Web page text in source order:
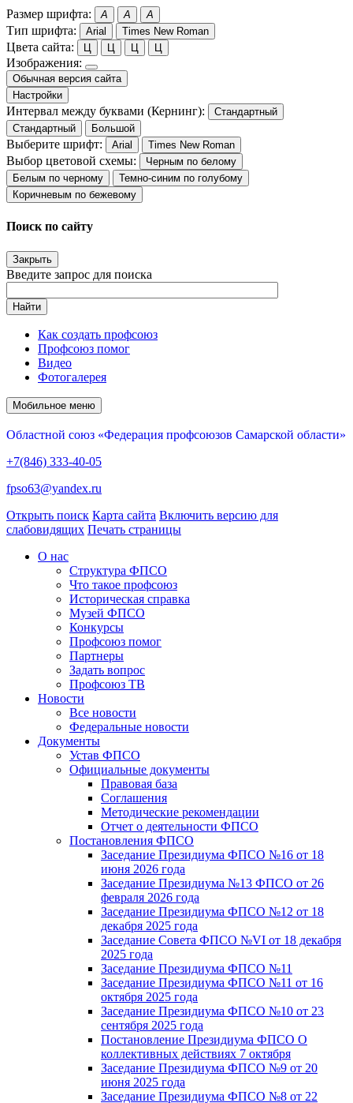
Размер шрифта: A A A
Тип шрифта: Arial Times New Roman
Цвета сайта: Ц Ц Ц Ц
Изображения:
Обычная версия сайта
Настройки
Интервал между буквами (Кернинг):
Стандартный
Стандартный
Большой
Выберите шрифт: Arial Times New Roman
Выбор цветовой схемы:
Черным по белому
Белым по черному
Темно-синим по голубому
Коричневым по бежевому
Поиск по сайту
Закрыть
Введите запрос для поиска
Найти
Как создать профсоюз
Профсоюз помог
Видео
Фотогалерея
Мобильное меню
Областной союз «Федерация профсоюзов Самарской области»
+7(846) 333-40-05
fpso63@yandex.ru
Открыть поиск Карта сайта Включить версию для
слабовидящих Печать страницы
О нас
Структура ФПСО
Что такое профсоюз
Историческая справка
Музей ФПСО
Конкурсы
Профсоюз помог
Партнеры
Задать вопрос
Профсоюз ТВ
Новости
Все новости
Федеральные новости
Документы
Устав ФПСО
Официальные документы
Правовая база
Соглашения
Методические рекомендации
Отчет о деятельности ФПСО
Постановления ФПСО
Заседание Президиума ФПСО №16 от 18
июня 2026 года
Заседание Президиума №13 ФПСО от 26
февраля 2026 года
Заседание Президиума ФПСО №12 от 18
декабря 2025 года
Заседание Совета ФПСО №VI от 18 декабря
2025 года
Заседание Президиума ФПСО №11
Заседание Президиума ФПСО №11 от 16
октября 2025 года
Заседание Президиума ФПСО №10 от 23
сентября 2025 года
Постановление Президиума ФПСО О
коллективных действиях 7 октября
Заседание Президиума ФПСО №9 от 20
июня 2025 года
Заседание Президиума ФПСО №8 от 22